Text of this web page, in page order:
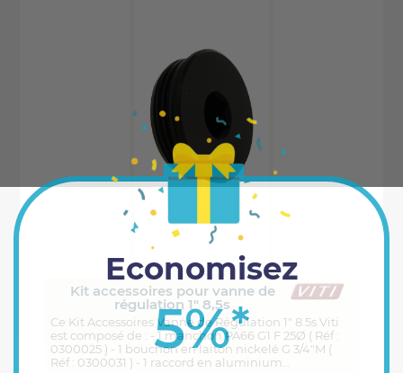
Kit accessoires pour vanne de
régulation 1" 8,5s
Ce Kit Accessoires Vanne de Régulation 1" 8.5s Viti
est composé de : - 1 manchon PA66 G1 F 25Ø ( Réf :
0300025 ) - 1 bouchon en laiton nickelé G 3/4"M (
Réf : 0300031 ) - 1 raccord en aluminium...
Economisez
5%*